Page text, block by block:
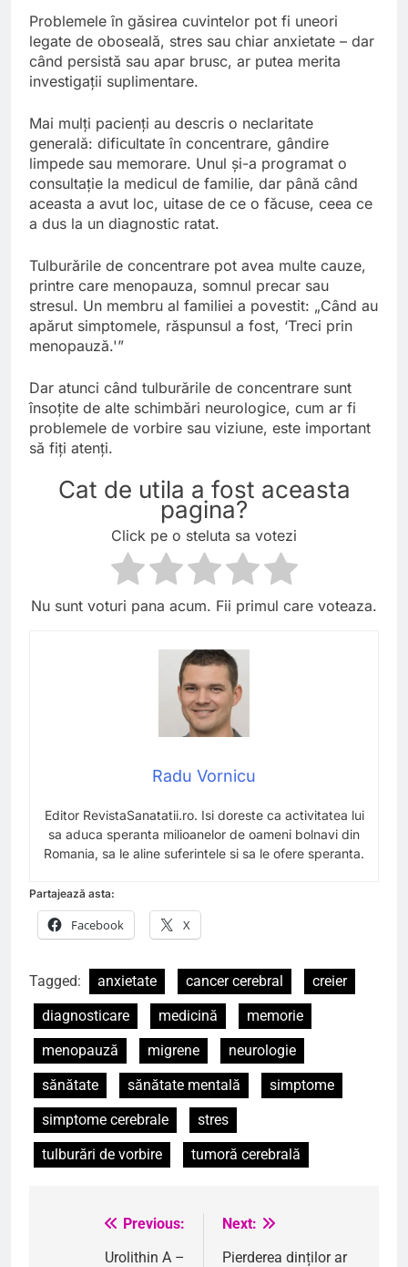
Problemele în găsirea cuvintelor pot fi uneori
legate de oboseală, stres sau chiar anxietate – dar
când persistă sau apar brusc, ar putea merita
investigații suplimentare.
Mai mulți pacienți au descris o neclaritate
generală: dificultate în concentrare, gândire
limpede sau memorare. Unul și-a programat o
consultație la medicul de familie, dar până când
aceasta a avut loc, uitase de ce o făcuse, ceea ce
a dus la un diagnostic ratat.
Tulburările de concentrare pot avea multe cauze,
printre care menopauza, somnul precar sau
stresul. Un membru al familiei a povestit: „Când au
apărut simptomele, răspunsul a fost, ‘Treci prin
menopauză.'”
Dar atunci când tulburările de concentrare sunt
însoțite de alte schimbări neurologice, cum ar fi
problemele de vorbire sau viziune, este important
să fiți atenți.
Cat de utila a fost aceasta
pagina?
Click pe o steluta sa votezi
Nu sunt voturi pana acum. Fii primul care voteaza.
Radu Vornicu
Editor RevistaSanatatii.ro. Isi doreste ca activitatea lui
sa aduca speranta milioanelor de oameni bolnavi din
Romania, sa le aline suferintele si sa le ofere speranta.
Partajează asta:
Facebook X
Tagged: anxietate cancer cerebral
creier
diagnosticare
medicină
memorie
menopauză
migrene
neurologie
sănătate
sănătate mentală
simptome
simptome cerebrale
stres
tulburări de vorbire
tumoră cerebrală
NavigarePrevious:
Urolithin A –
Next:
Pierderea dinților ar